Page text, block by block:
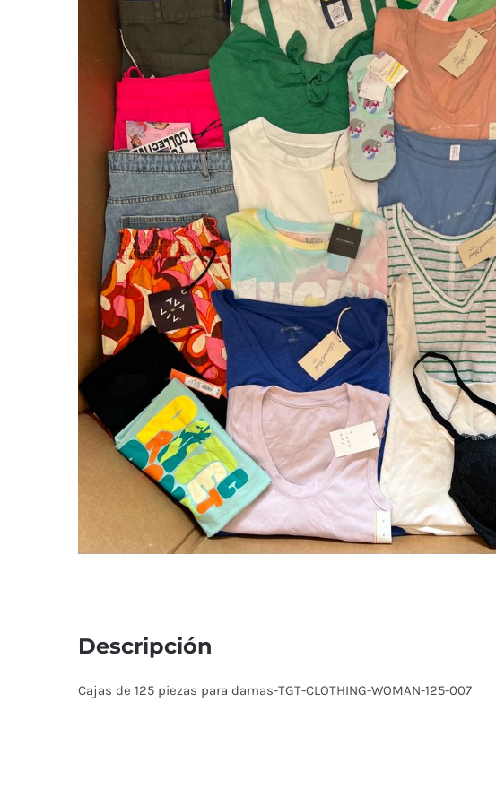
Descripción
Cajas de 125 piezas para damas-TGT-CLOTHING-WOMAN-125-007